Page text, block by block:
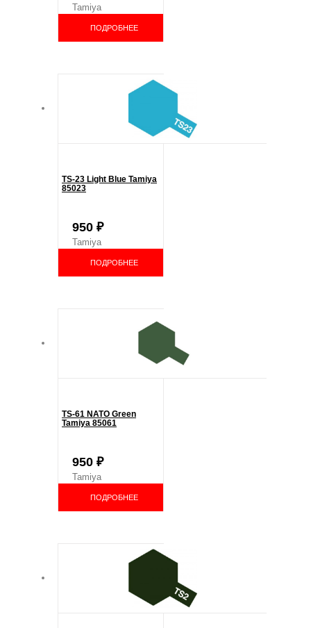
Tamiya
ПОДРОБНЕЕ
TS-23 Light Blue Tamiya
85023
950 ₽
Tamiya
ПОДРОБНЕЕ
TS-61 NATO Green
Tamiya 85061
950 ₽
Tamiya
ПОДРОБНЕЕ